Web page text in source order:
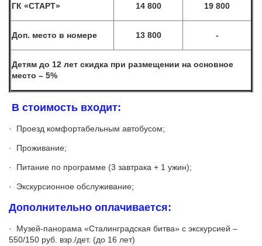
ГК «СТАРТ» 14 800 19 800
Доп. место в номере 13 800 -
Детям до 12 лет скидка при размещении на основное
место – 5%
В стоимость входит:
· Проезд комфортабельным автобусом;
· Проживание;
· Питание по программе (3 завтрака + 1 ужин);
· Экскурсионное обслуживание;
Дополнительно оплачивается:
· Музей-панорама «Сталинградская битва» с экскурсией –
550/150 руб. взр./дет. (до 16 лет)